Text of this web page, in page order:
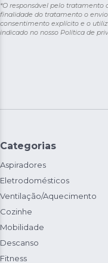
*O responsável pelo tratamento
finalidade do tratamento o
consentimento explícito e o
indicado no nosso Política de
Categorias
Aspiradores
Eletrodomésticos
Ventilação/Aquecimento
Cozinhe
Mobilidade
Descanso
Fitness